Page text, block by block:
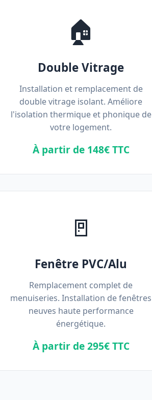
🏠
Double Vitrage
Installation et remplacement de
double vitrage isolant. Améliore
l'isolation thermique et phonique de
votre logement.
À partir de 148€ TTC
🚪
Fenêtre PVC/Alu
Remplacement complet de
menuiseries. Installation de fenêtres
neuves haute performance
énergétique.
À partir de 295€ TTC